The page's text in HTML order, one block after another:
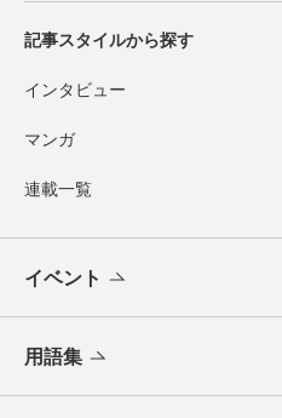
記事スタイルから探す
インタビュー
マンガ
連載一覧
イベント
用語集